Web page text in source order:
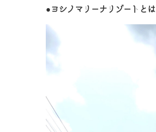
●ヨシノマリーナリゾートと